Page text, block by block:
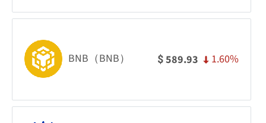
BNB（BNB） $589.93 1.60%